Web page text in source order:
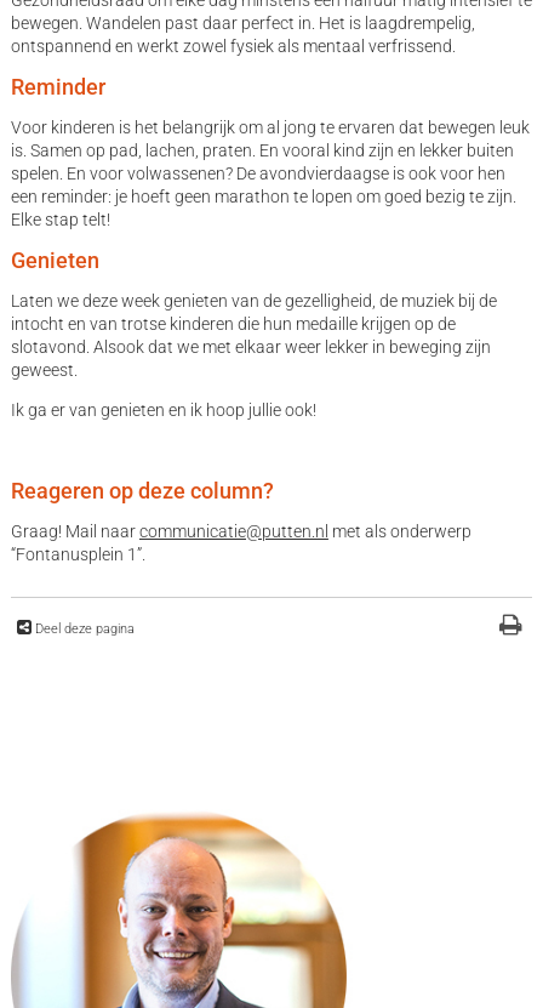
bewegen. Wandelen past daar perfect in. Het is laagdrempelig,
ontspannend en werkt zowel fysiek als mentaal verfrissend.
Reminder
Voor kinderen is het belangrijk om al jong te ervaren dat bewegen leuk
is. Samen op pad, lachen, praten. En vooral kind zijn en lekker buiten
spelen. En voor volwassenen? De avondvierdaagse is ook voor hen
een reminder: je hoeft geen marathon te lopen om goed bezig te zijn.
Elke stap telt!
Genieten
Laten we deze week genieten van de gezelligheid, de muziek bij de
intocht en van trotse kinderen die hun medaille krijgen op de
slotavond. Alsook dat we met elkaar weer lekker in beweging zijn
geweest.
Ik ga er van genieten en ik hoop jullie ook!
Reageren op deze column?
Graag! Mail naarcommunicatie@putten.nl met als onderwerp
“Fontanusplein 1”.
Deel deze pagina